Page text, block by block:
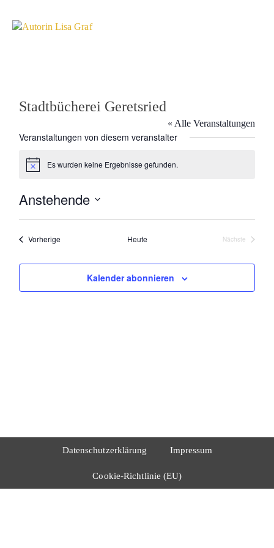
Stadtbücherei Geretsried
« Alle Veranstaltungen
Veranstaltungen von diesem veranstalter
HinweisEs wurden keine Ergebnisse gefunden.
Anstehende
VorherigeVeranstaltungen Heute
Nächste
Kalender abonnieren
Datenschutzerklärung Impressum
Cookie-Richtlinie (EU)